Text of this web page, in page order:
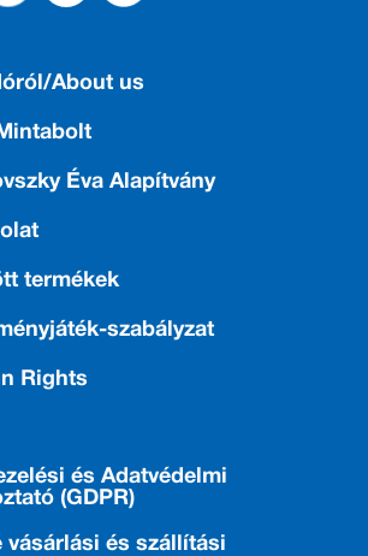
About us
Éva Alapítvány
termékek
szabályzat
Rights
és Adatvédelmi
(GDPR)
vásárlási és szállítási